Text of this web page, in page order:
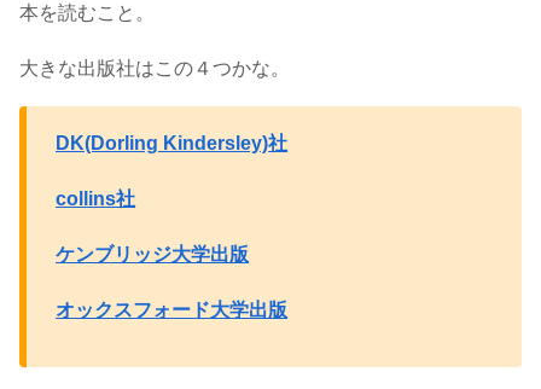
本を読むこと。
大きな出版社はこの４つかな。
DK(Dorling Kindersley)社
collins社
ケンブリッジ大学出版
オックスフォード大学出版